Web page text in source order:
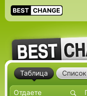
Таблица Список